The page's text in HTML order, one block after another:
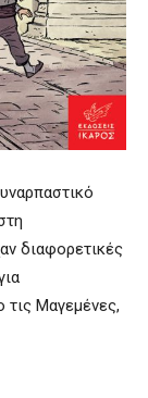
διαφορετικές
τις Μαγεµένες,